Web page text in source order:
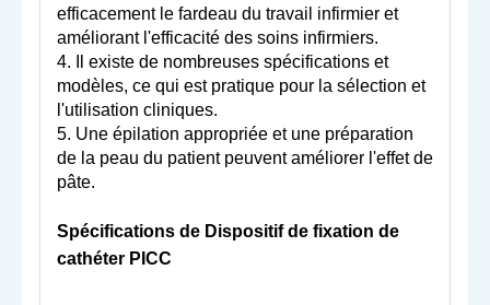
efficacement le fardeau du travail infirmier et
améliorant l'efficacité des soins infirmiers.
4. Il existe de nombreuses spécifications et
modèles, ce qui est pratique pour la sélection et
l'utilisation cliniques.
5. Une épilation appropriée et une préparation
de la peau du patient peuvent améliorer l'effet de
pâte.
Spécifications de Dispositif de fixation de
cathéter PICC